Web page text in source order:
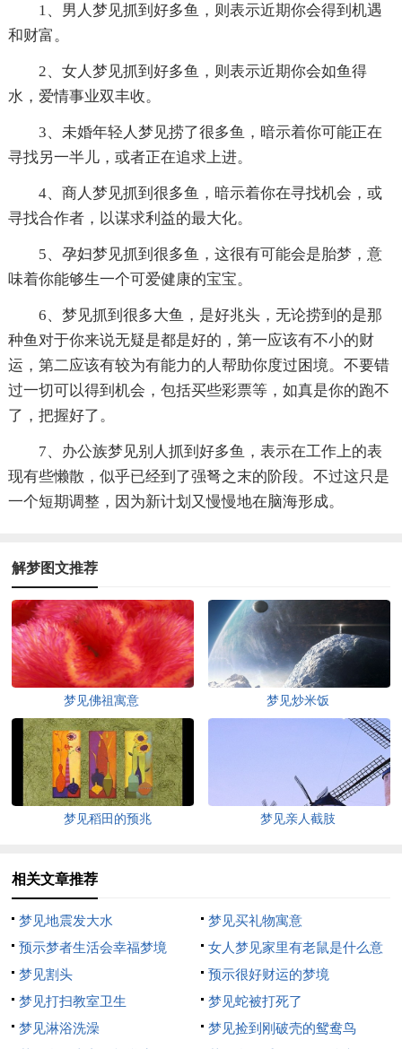
1、男人梦见抓到好多鱼，则表示近期你会得到机遇
和财富。
2、女人梦见抓到好多鱼，则表示近期你会如鱼得
水，爱情事业双丰收。
3、未婚年轻人梦见捞了很多鱼，暗示着你可能正在
寻找另一半儿，或者正在追求上进。
4、商人梦见抓到很多鱼，暗示着你在寻找机会，或
寻找合作者，以谋求利益的最大化。
5、孕妇梦见抓到很多鱼，这很有可能会是胎梦，意
味着你能够生一个可爱健康的宝宝。
6、梦见抓到很多大鱼，是好兆头，无论捞到的是那
种鱼对于你来说无疑是都是好的，第一应该有不小的财
运，第二应该有较为有能力的人帮助你度过困境。不要错
过一切可以得到机会，包括买些彩票等，如真是你的跑不
了，把握好了。
7、办公族梦见别人抓到好多鱼，表示在工作上的表
现有些懒散，似乎已经到了强弩之末的阶段。不过这只是
一个短期调整，因为新计划又慢慢地在脑海形成。
解梦图文推荐
梦见佛祖寓意 梦见炒米饭
梦见稻田的预兆 梦见亲人截肢
相关文章推荐
梦见地震发大水
梦见买礼物寓意
预示梦者生活会幸福梦境
女人梦见家里有老鼠是什么意
思
梦见割头
预示很好财运的梦境
梦见打扫教室卫生
梦见蛇被打死了
梦见淋浴洗澡
梦见捡到刚破壳的鸳鸯鸟